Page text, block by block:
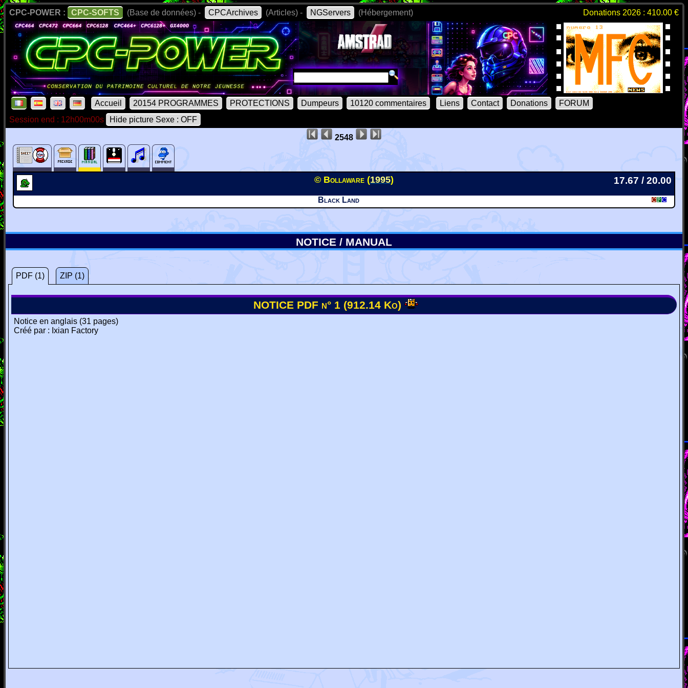
CPC-POWER : CPC-SOFTS (Base de données) - CPCArchives (Articles) - NGServers (Hébergement) Donations 2026 : 410.00 €
Accueil 20154 PROGRAMMES PROTECTIONS Dumpeurs 10120 commentaires Liens Contact Donations
FORUM
Session end : 12h00m00s
Hide picture Sexe : OFF
2548
© Bollaware (1995) 17.67 / 20.00
Black Land
NOTICE / MANUAL
PDF (1) ZIP (1)
NOTICE PDF n° 1 (912.14 Ko)
Notice en anglais (31 pages)
Créé par : Ixian Factory